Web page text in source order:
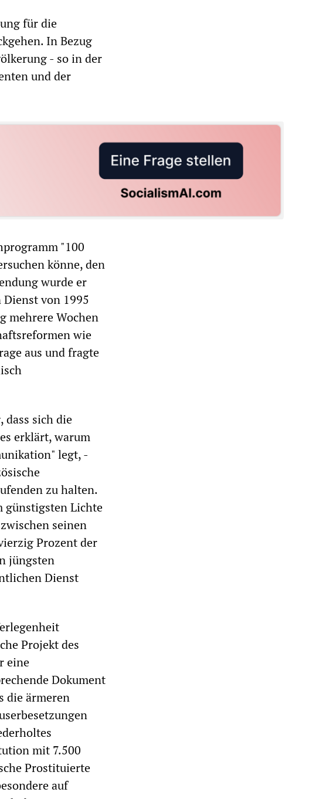
für die
In Bezug
- so in der
und der
"100
könne, den
wurde er
von 1995
mehrere Wochen
wie
aus und fragte
dass sich die
erklärt, warum
legt, -
zu halten.
günstigsten Lichte
seinen
Prozent der
jüngsten
Dienst
Projekt des
eine
Dokument
die ärmeren
mit 7.500
Prostituierte
auf